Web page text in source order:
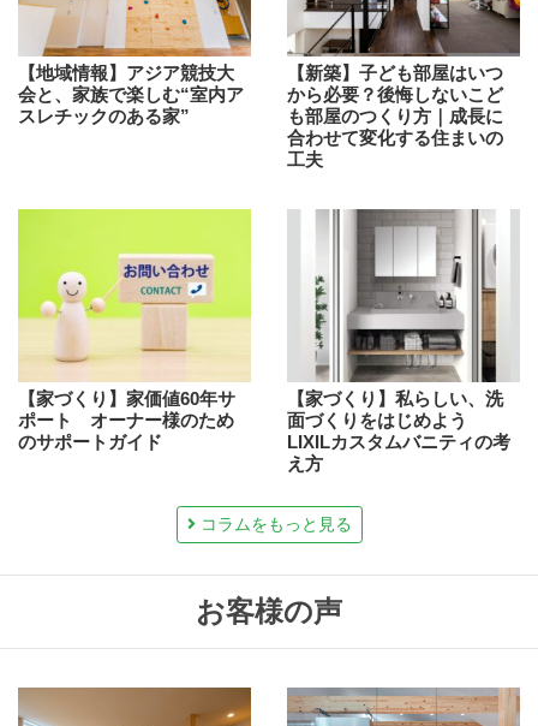
【地域情報】アジア競技大
会と、家族で楽しむ“室内ア
スレチックのある家”
【新築】子ども部屋はいつ
から必要？後悔しないこど
も部屋のつくり方｜成長に
合わせて変化する住まいの
工夫
【家づくり】家価値60年サ
ポート オーナー様のため
のサポートガイド
【家づくり】私らしい、洗
面づくりをはじめよう
LIXILカスタムバニティの考
え方
コラムをもっと見る
お客様の声